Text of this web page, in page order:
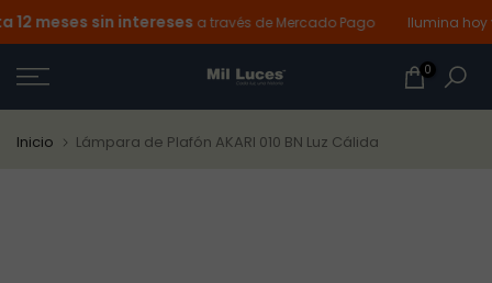
Ir
al
contenido
meses sin interesesa través de Mercado Pago Ilumina hoy y
0
Inicio Lámpara de Plafón AKARI 010 BN Luz Cálida